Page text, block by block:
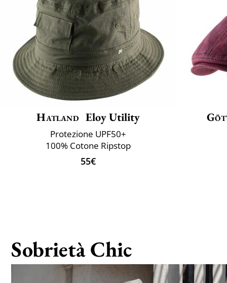
Hatland Eloy Utility
Protezione UPF50+
100% Cotone Ripstop
55€
Sobrietà Chic